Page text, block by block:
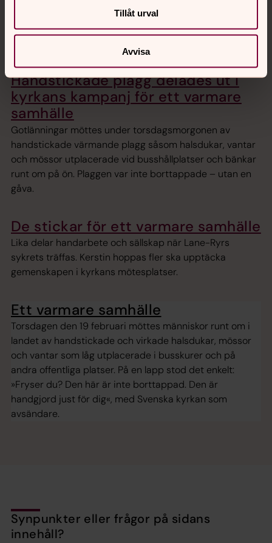
Tillåt urval
Avvisa
Under natten har hemstickade halsdukar, mössor och
vantar lagts ut på offentliga platser i Arboga. Ett initiativ
Handstickade plagg delades ut i
kyrkans kampanj för ett varmare
samhälle
Gotlänningar möttes under torsdagsmorgonen av
handstickade värmande plagg såsom halsdukar, vantar
och mössor utplacerade vid busshållplatser och bänkar
runt om på ön. Plaggen var inte borttappade – utan en
gåva.
De stickar för ett varmare samhälle
Lika delar handarbete och sällskap när Lane-Ryrs
sykrets träffas. Kerstin hoppas fler ska upptäcka
gemenskapen i kyrkans mötesplatser.
Ett varmare samhälle
Torsdagen den 19 februari möttes människor runt om i
landet av handstickade och virkade halsdukar, mössor
och vantar som låg utplacerade i busskurer och på
andra offentliga platser. På en lapp stod det enkelt:
»Fryser du? Den här är inte borttappad. Den är
handgjord just för dig«, med Svenska kyrkan som
avsändare.
Synpunkter eller frågor på sidans
innehåll?